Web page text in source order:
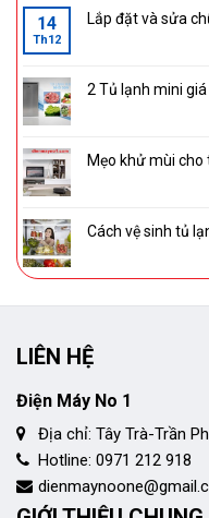
14
Th12
Lắp đặt và sửa
2 Tủ lạnh mini
Mẹo khử mùi cho
Cách vệ sinh tủ
LIÊN HỆ
Điện Máy No 1
Địa chỉ: Tây Trà-Trần
Hotline: 0971 212 918